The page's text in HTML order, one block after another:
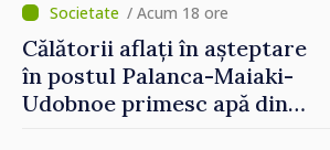
/ Acum 18 ore
Călătorii aflați în așteptare
în postul Palanca-Maiaki-
Udobnoe primesc apă din